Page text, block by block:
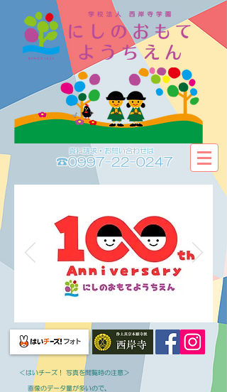
資料請求・お問い合わせは​​
☎0997-22-0247
＜はいチーズ！ 写真を閲覧時の注意＞
画像のデータ量が多いので、